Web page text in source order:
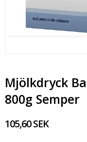
Mjölkdryck
800g Semper
105,60 SEK